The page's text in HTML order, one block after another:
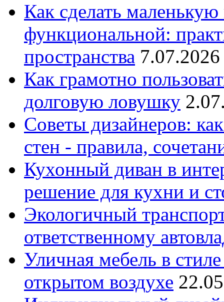
Как сделать
функциональной:
пространства
Как грамотно
долговую ловушку
Советы дизайнеров:
стен - правила,
Кухонный диван в
решение для кухни и
Экологичный
ответственному
Уличная мебель в
открытом воздухе